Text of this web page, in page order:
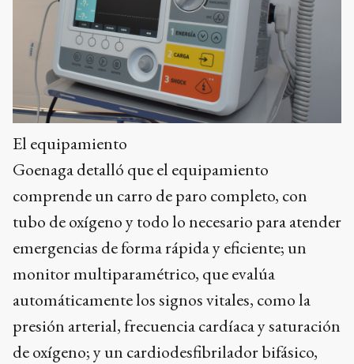
El equipamiento
Goenaga detalló que el equipamiento
comprende un carro de paro completo, con
tubo de oxígeno y todo lo necesario para atender
emergencias de forma rápida y eficiente; un
monitor multiparamétrico, que evalúa
automáticamente los signos vitales, como la
presión arterial, frecuencia cardíaca y saturación
de oxígeno; y un cardiodesfibrilador bifásico,